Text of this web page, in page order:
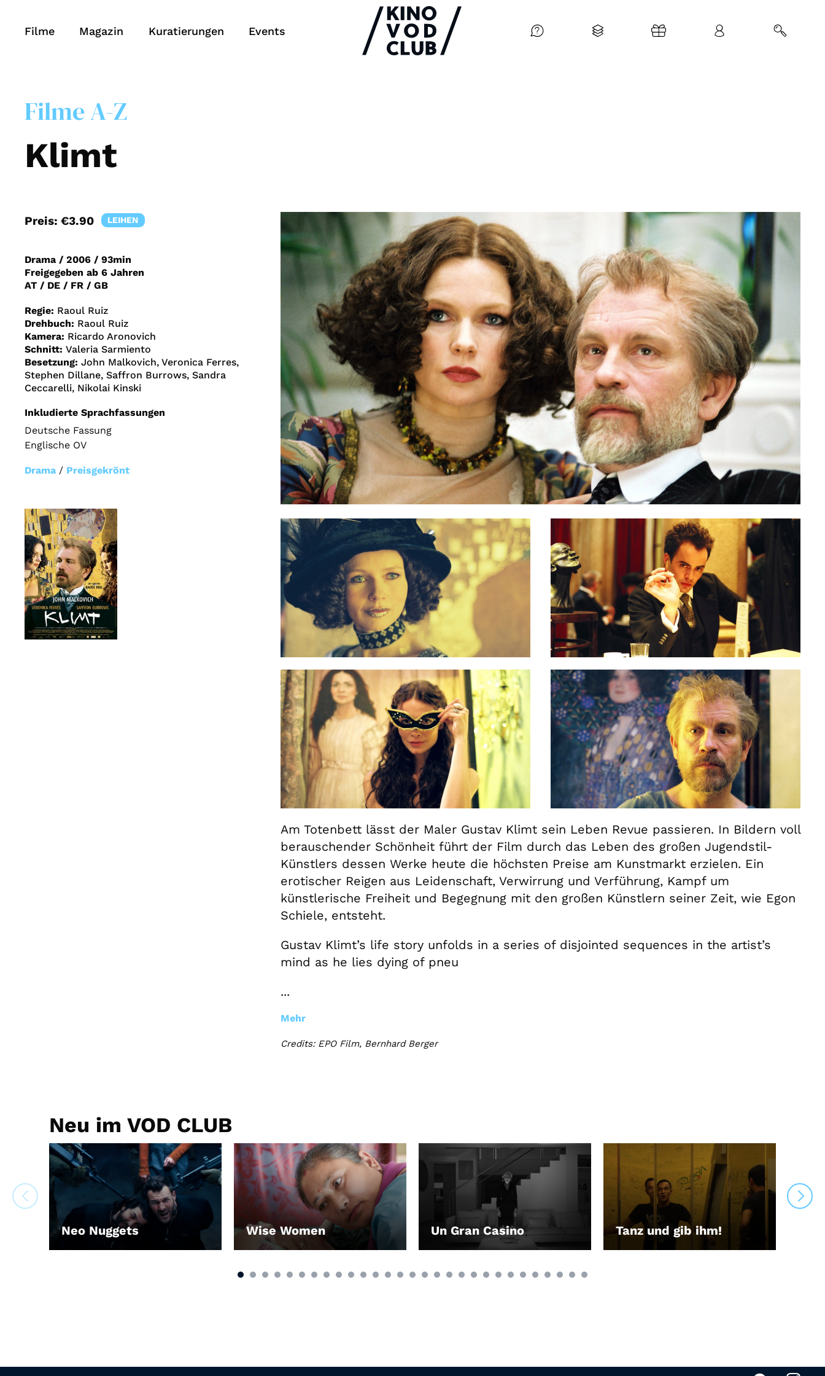
So geht’s
Filmpakete
Gutscheine
& Filmpässe
Account
Suche
Filme Magazin Kuratierungen Events
Filme A-Z
Klimt
Preis: €3.90 LEIHEN
Drama / 2006 / 93min
Freigegeben ab 6 Jahren
AT / DE / FR / GB
Regie: Raoul Ruiz
Drehbuch: Raoul Ruiz
Kamera: Ricardo Aronovich
Schnitt: Valeria Sarmiento
Besetzung: John Malkovich, Veronica Ferres,
Stephen Dillane, Saffron Burrows, Sandra
Ceccarelli, Nikolai Kinski
Inkludierte Sprachfassungen
Deutsche Fassung
Englische OV
Drama / Preisgekrönt
Am Totenbett lässt der Maler Gustav Klimt sein Leben Revue passieren. In Bildern voll
berauschender Schönheit führt der Film durch das Leben des großen Jugendstil-
Künstlers dessen Werke heute die höchsten Preise am Kunstmarkt erzielen. Ein
erotischer Reigen aus Leidenschaft, Verwirrung und Verführung, Kampf um
künstlerische Freiheit und Begegnung mit den großen Künstlern seiner Zeit, wie Egon
Schiele, entsteht.
Gustav Klimt’s life story unfolds in a series of disjointed sequences in the artist’s
mind as he lies dying of pneu
...
Mehr
Credits: EPO Film, Bernhard Berger
Neu im VOD CLUB
Neo Nuggets
LEIHEN Wise Women
LEIHEN Un Gran Casino
LEIHEN Tanz und gib ihm!
LEIHEN